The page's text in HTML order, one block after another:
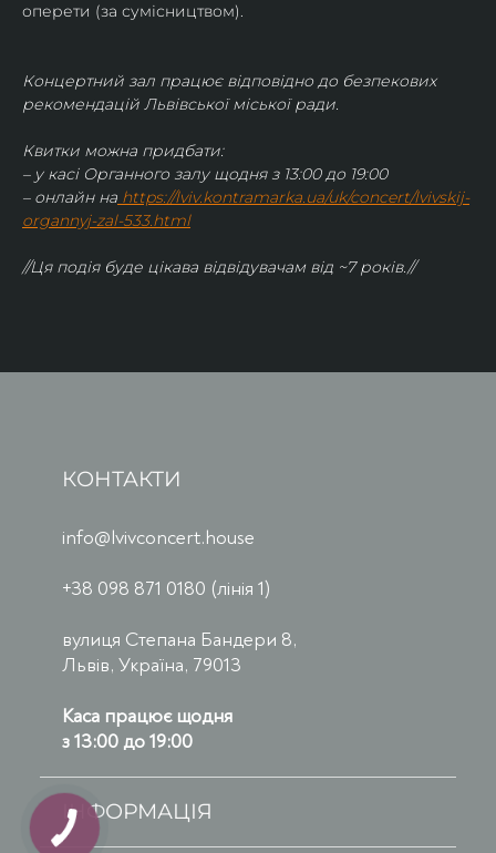
оперети (за сумісництвом).
Концертний зал працює відповідно до безпекових
рекомендацій Львівської міської ради.
Квитки можна придбати:
– у касі Органного залу щодня з 13:00 до 19:00
– онлайн на https://lviv.kontramarka.ua/uk/concert/lvivskij-
organnyj-zal-533.html
//Ця подія буде цікава відвідувачам від ~7 років.//
КОНТАКТИ
info@lvivconcert.house
+38 098 871 0180 (лінія 1)
вулиця Степана Бандери 8,
Львів, Україна, 79013
Каса працює щодня
з 13:00 до 19:00
ІНФОРМАЦІЯ